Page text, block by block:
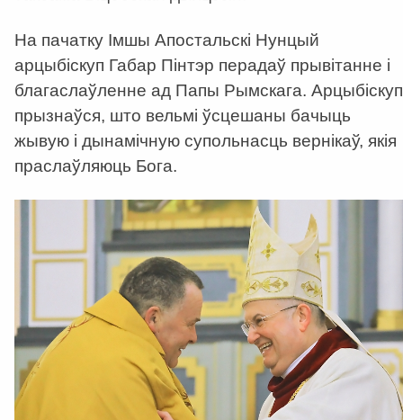
На пачатку Імшы Апостальскі Нунцый
арцыбіскуп Габар Пінтэр перадаў прывітанне і
благаслаўленне ад Папы Рымскага. Арцыбіскуп
прызнаўся, што вельмі ўсцешаны бачыць
жывую і дынамічную супольнасць вернікаў, якія
праслаўляюць Бога.